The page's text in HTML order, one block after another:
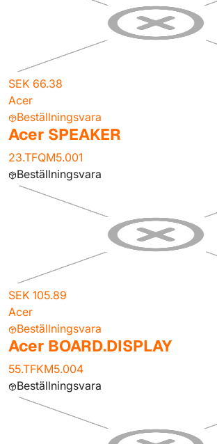
SEK 66.38
Acer
Beställningsvara
Acer SPEAKER
23.TFQM5.001
Beställningsvara
SEK 105.89
Acer
Beställningsvara
Acer BOARD.DISPLAY
55.TFKM5.004
Beställningsvara